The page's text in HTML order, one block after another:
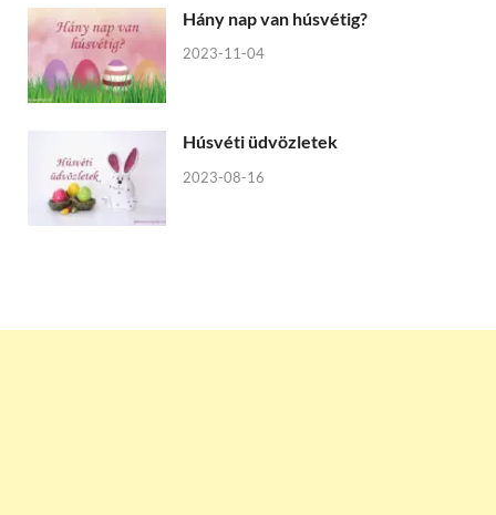
Hány nap van húsvétig?
2023-11-04
Húsvéti üdvözletek
2023-08-16